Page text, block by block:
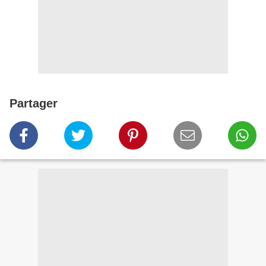
Partager